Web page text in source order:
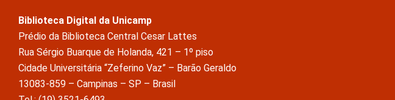
Biblioteca Digital da Unicamp
Prédio da Biblioteca Central Cesar Lattes
Rua Sérgio Buarque de Holanda, 421 – 1º piso
Cidade Universitária “Zeferino Vaz” – Barão Geraldo
13083-859 – Campinas – SP – Brasil